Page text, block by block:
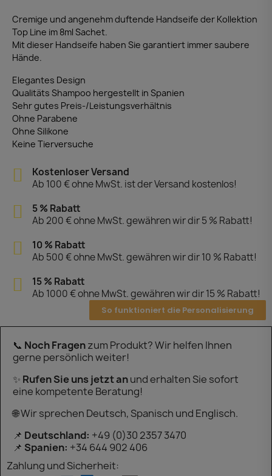
Cremige und angenehm duftende Handseife der Kollektion
Top Line im 8ml Sachet.
Mit dieser Handseife haben Sie garantiert immer saubere
Hände.
Elegantes Design
Qualitäts Shampoo hergestellt in Spanien
Sehr gutes Preis-/Leistungsverhältnis
Ohne Parabene
Ohne Silikone
Keine Tierversuche
Kostenloser Versand
Ab 100 € ohne MwSt. ist der Versand kostenlos!
5 % Rabatt
Ab 200 € ohne MwSt. gewähren wir dir 5 % Rabatt!
10 % Rabatt
Ab 500 € ohne MwSt. gewähren wir dir 10 % Rabatt!
15 % Rabatt
Ab 1000 € ohne MwSt. gewähren wir dir 15 % Rabatt!
So funktioniert die Personalisierung
📞 Noch Fragenzum Produkt? Wir helfen Ihnen
gerne persönlich weiter!
✨ Rufen Sie uns jetzt anund erhalten Sie sofort
eine kompetente Beratung!
🌐 Wir sprechen Deutsch, Spanisch und Englisch.
📌 Deutschland: +49 (0)30 2357 3470
📌 Spanien: +34 644 902 406
Zahlung und Sicherheit: